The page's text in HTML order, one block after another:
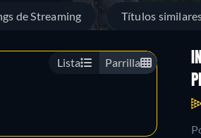
de Streaming Títulos
Lista Parrilla